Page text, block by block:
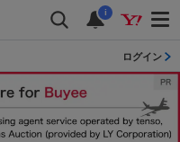
i
ログイン